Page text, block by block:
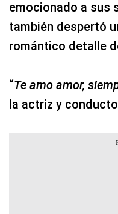
emocionado a sus
también despertó
romántico detalle
“Te amo amor,
la actriz y